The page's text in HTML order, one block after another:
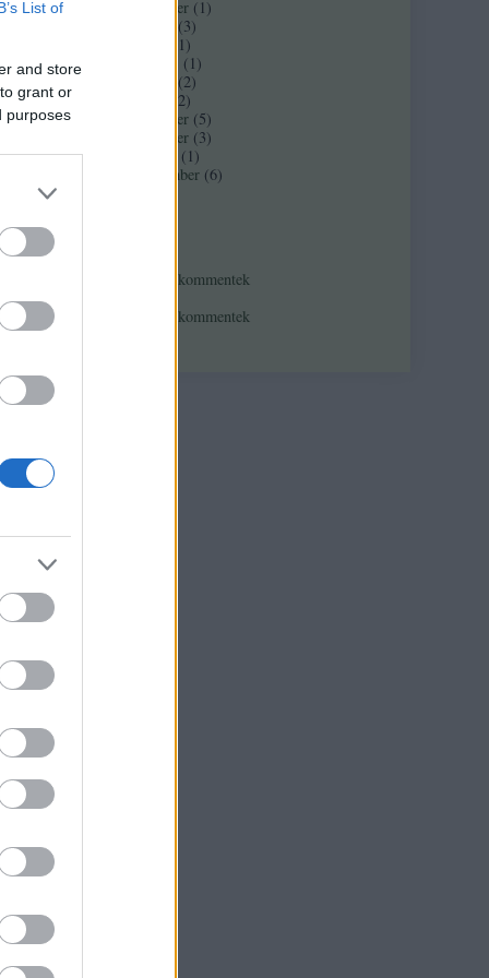
List of
and store
grant or
purposes
a
2017 november ( 1 )
(3)
1 )
( 1 )
(2)
2)
2015 december (5)
2015 november (3)
( 1 )
2015 szeptember (6)
kommentek
kommentek